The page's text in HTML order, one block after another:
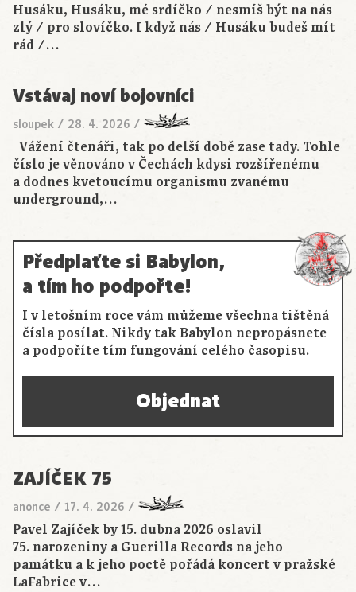
Husáku, Husáku, mé srdíčko / nesmíš být na nás
zlý / pro slovíčko. I když nás / Husáku budeš mít
rád /…
Vstávaj noví bojovníci
sloupek / 28. 4. 2026 /
Vážení čtenáři, tak po delší době zase tady. Tohle
číslo je věnováno v Čechách kdysi rozšířenému
a dodnes kvetoucímu organismu zvanému
underground,…
Předplaťte si Babylon,
a tím ho podpořte!
I v letošním roce vám můžeme všechna tištěná
čísla posílat. Nikdy tak Babylon nepropásnete
a podpoříte tím fungování celého časopisu.
Objednat
ZAJÍČEK 75
anonce / 17. 4. 2026 /
Pavel Zajíček by 15. dubna 2026 oslavil
75. narozeniny a Guerilla Records na jeho
památku a k jeho poctě pořádá koncert v pražské
LaFabrice v…